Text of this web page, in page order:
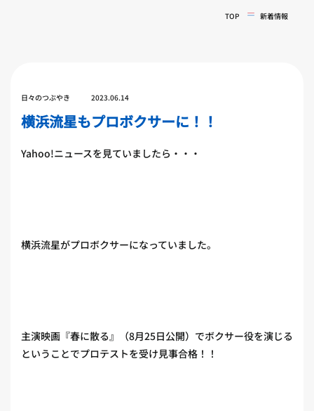
TOP 新着情報
日々のつぶやき 2023.06.14
横浜流星もプロボクサーに！！
Yahoo!ニュースを見ていましたら・・・
横浜流星がプロボクサーになっていました。
主演映画『春に散る』（8月25日公開）でボクサー役を演じる
ということでプロテストを受け見事合格！！